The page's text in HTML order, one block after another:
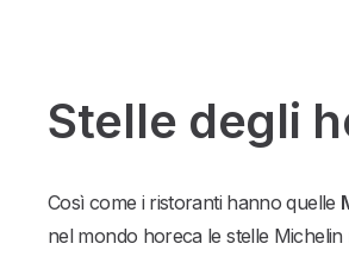
Stelle degli
Così come i ristoranti hanno quelle
nel mondo horeca le stelle